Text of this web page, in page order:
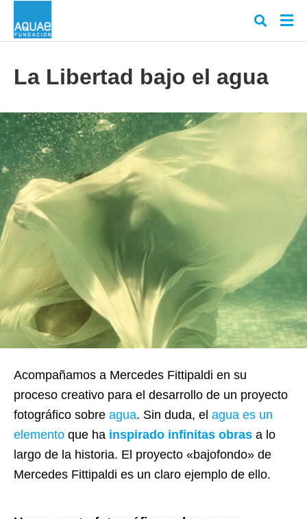
La Libertad bajo el agua
Acompañamos a Mercedes Fittipaldi en su
proceso creativo para el desarrollo de un proyecto
fotográfico sobre agua. Sin duda, el agua es un
elemento que ha inspirado infinitas obras a lo
largo de la historia. El proyecto «bajofondo» de
Mercedes Fittipaldi es un claro ejemplo de ello.